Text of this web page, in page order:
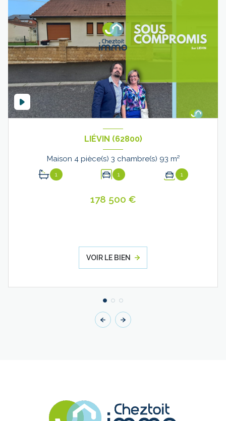
LIÉVIN (62800)
Maison 4 pièce(s) 3 chambre(s) 93 m²
1 1 1
178 500 €
VOIR LE BIEN